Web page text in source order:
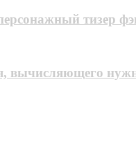
тизер
вычисляющего